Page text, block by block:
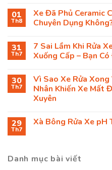
01
Th8
Xe Đã Phủ Ceramic
Chuyên Dụng
31
Th7
7 Sai Lầm Khi Rửa
Xuống Cấp – Bạn
30
Th7
Vì Sao Xe Rửa
Nhân Khiến Xe Mất
Xuyên
29
Th7
Xà Bông Rửa Xe pH
Danh mục bài viết